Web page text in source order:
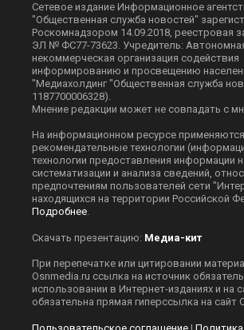
Сетевое издание Информационное
"Общественная служба новостей"
Роскомнадзором 14.09.2018, реестровая
ЭЛ № ФС77-73623. Учредитель:
некоммерческая организация содействия
информированию и просвещению
"Медиахолдинг "Общественная служба
1187700006328).
Мнение редакции может не совпадать с
На информационном ресурсе применяются
рекомендательные технологии
технологии предоставления информации
систематизации и анализа сведений,
предпочтениям пользователей сети
находящихся на территории Российской
Подробнее.
Скачать презентацию: Медиа-кит
При перепечатке или цитировании
Оsnmedia.ru ссылка на источник
использовании в Интернет-изданиях и на
обязательна прямая гиперссылка на сайт